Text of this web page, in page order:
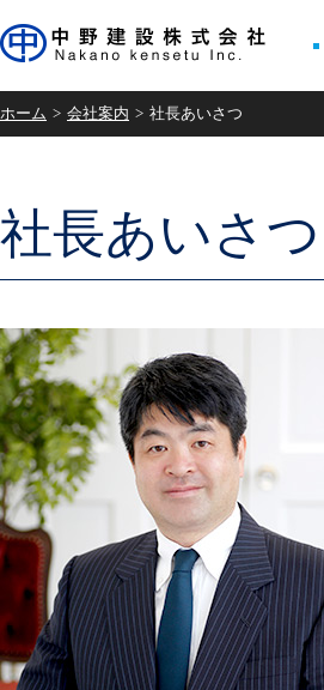
ホーム 会社案内 社長あいさつ
社長あいさつ